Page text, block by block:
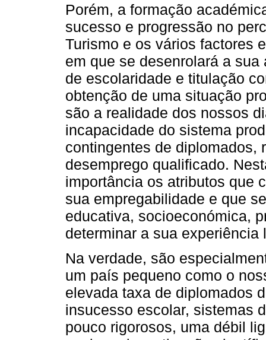
Porém, a formação
sucesso e progressão no
Turismo e os vários factores
em que se desenrolará a
de escolaridade e titulação
obtenção de uma situação
são a realidade dos nossos
incapacidade do sistema
contingentes de diplomados,
desemprego qualificado.
importância os atributos que
sua empregabilidade e que
educativa, socioeconómica,
determinar a sua experiência
Na verdade, são
um país pequeno como o
elevada taxa de diplomados
insucesso escolar, sistemas
pouco rigorosos, uma débil